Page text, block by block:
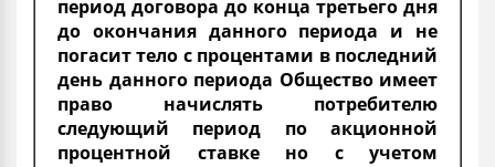
период договора до конца третьего дня
до окончания данного периода и не
погасит тело с процентами в последний
день данного периода Общество имеет
право начислять потребителю
следующий период по акционной
процентной ставке но с учетом